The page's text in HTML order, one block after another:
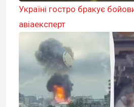
Україні гостро бракує
авіаексперт